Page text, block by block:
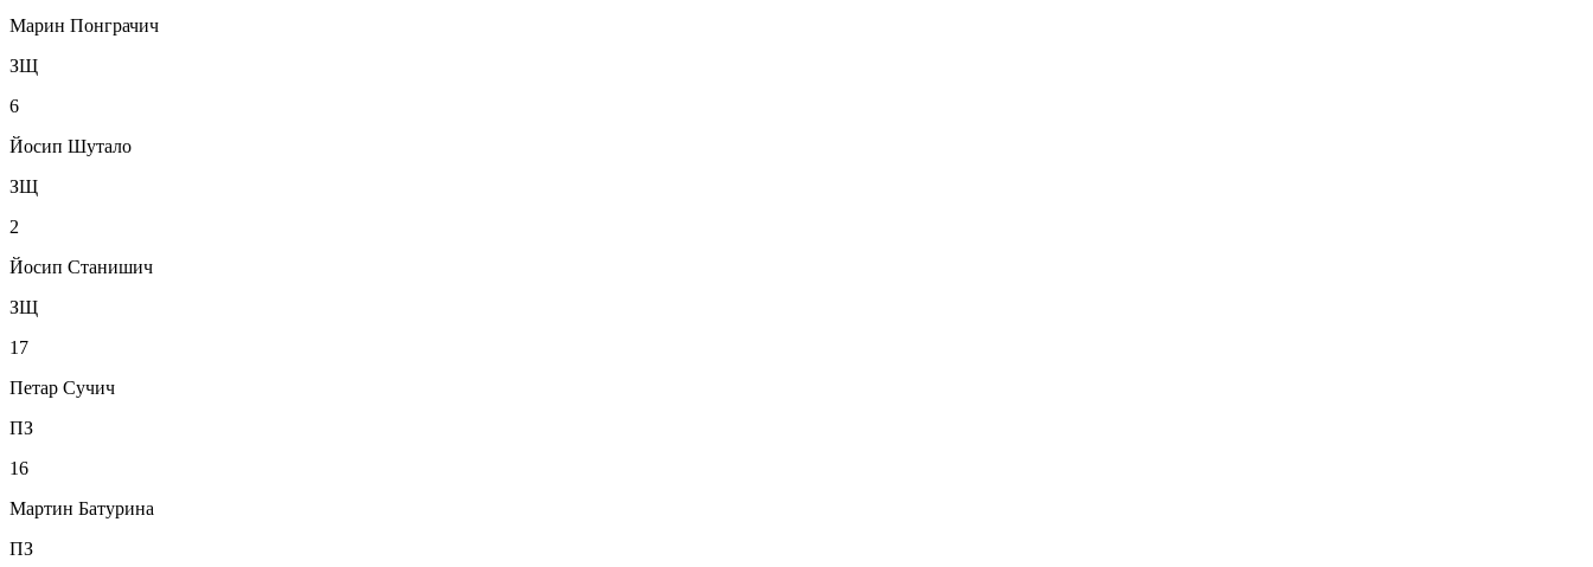
Марин Понграчич
ЗЩ
6
Йосип Шутало
ЗЩ
2
Йосип Станишич
ЗЩ
17
Петар Сучич
ПЗ
16
Мартин Батурина
ПЗ